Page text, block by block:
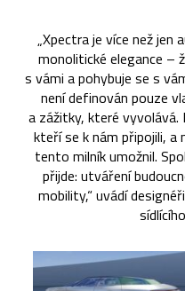
„Xpectra je více než
monolitické elegance –
s vámi a pohybuje se s
není definován pouze
a zážitky, které vyvolává.
kteří se k nám připojili, a
tento milník umožnil.
přijde: utváření
mobility,“ uvádí